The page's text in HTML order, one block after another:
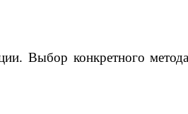
Выбор конкретного